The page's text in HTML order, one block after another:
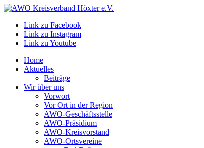
Link zu Facebook
Link zu Instagram
Link zu Youtube
Home
Aktuelles
Beiträge
Wir über uns
Vorwort
Vor Ort in der Region
AWO-Geschäftsstelle
AWO-Präsidium
AWO-Kreisvorstand
AWO-Ortsvereine